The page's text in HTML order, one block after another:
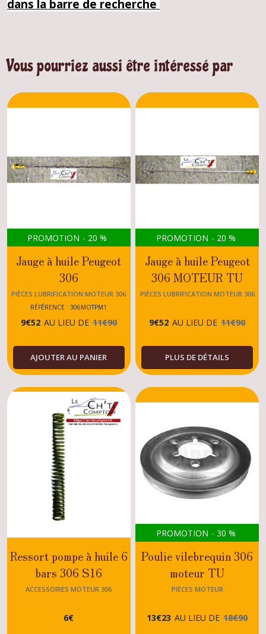
dans la barre de recherche
Vous pourriez aussi être intéressé par
PROMOTION - 20 %
Jauge à huile Peugeot
306
XUD9/XUD9T/XUD7
PIÈCES LUBRIFICATION MOTEUR 306
RÉFÉRENCE : 306MOTPM1
9€52 AU LIEU DE 11€90
AJOUTER AU PANIER
PROMOTION - 20 %
Jauge à huile Peugeot
306 MOTEUR TU
PIÈCES LUBRIFICATION MOTEUR 306
9€52 AU LIEU DE 11€90
PLUS DE DÉTAILS
Ressort pompe à huile 6
bars 306 S16
ACCESSOIRES MOTEUR 306
6€
PROMOTION - 30 %
Poulie vilebrequin 306
moteur TU
PIÈCES MOTEUR
13€23 AU LIEU DE 18€90